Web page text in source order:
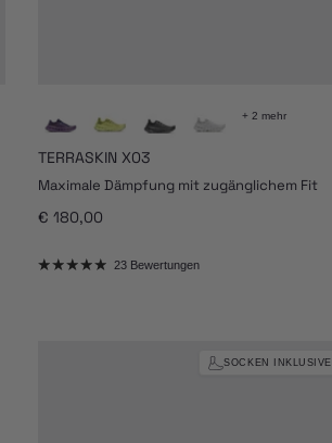
+ 2 mehr
TERRASKIN X03
Maximale Dämpfung mit zugänglichem Fit
Normaler Preis
€ 180,00
23 Bewertungen
SOCKEN INKLUSIVE